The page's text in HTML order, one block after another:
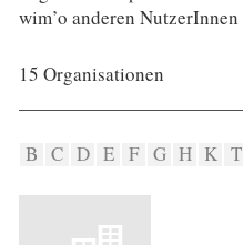
wim’o anderen
15 Organisationen
B C D E F G H K T